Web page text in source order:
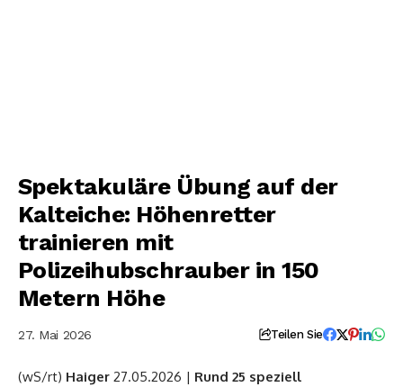
Spektakuläre Übung auf der
Kalteiche: Höhenretter
trainieren mit
Polizeihubschrauber in 150
Metern Höhe
27. Mai 2026 Teilen Sie
(wS/rt) Haiger 27.05.2026 | Rund 25 speziell